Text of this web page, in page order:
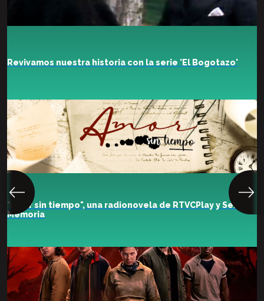
Revivamos nuestra historia con la serie 'El Bogotazo'
"Amor sin tiempo", una radionovela de RTVCPlay y Señal
Memoria